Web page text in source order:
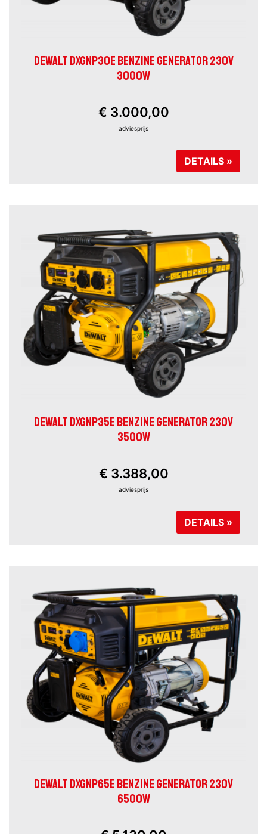
DEWALT DXGNP30E BENZINE GENERATOR 230V
3000W
€ 3.000,00
adviesprijs
DETAILS »
DEWALT DXGNP35E BENZINE GENERATOR 230V
3500W
€ 3.388,00
adviesprijs
DETAILS »
DEWALT DXGNP65E BENZINE GENERATOR 230V
6500W